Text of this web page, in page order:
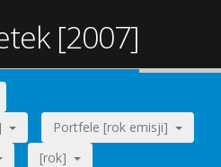
[2007]
Portfele [rok emisji]
[rok]